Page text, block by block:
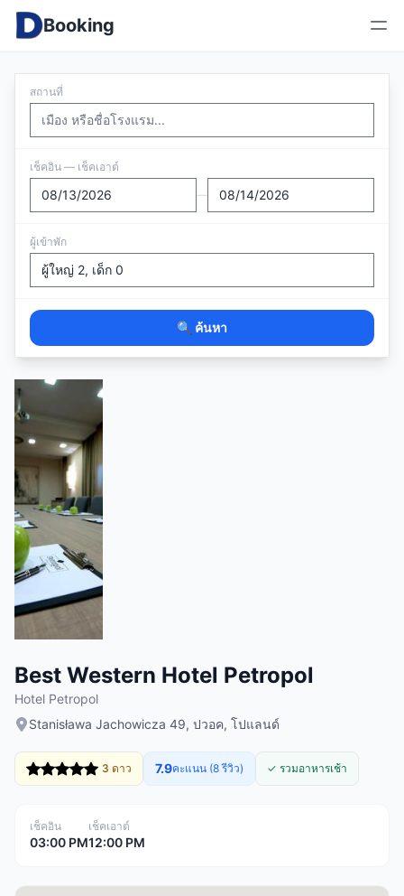
Booking
สถานที่
เช็คอิน — เช็คเอาต์
—
ผู้เข้าพัก
🔍 ค้นหา
Best Western Hotel Petropol
Hotel Petropol
Stanisława Jachowicza 49, ปวอค, โปแลนด์
3 ดาว 7.9คะแนน (8 รีวิว) ✓ รวมอาหารเช้า
เช็คอิน
03:00 PM
เช็คเอาต์
12:00 PM